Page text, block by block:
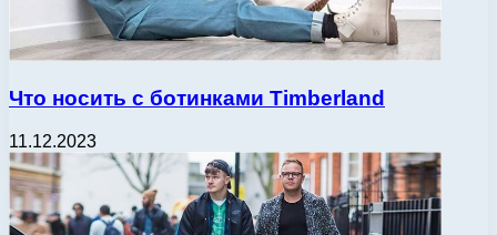
Что носить с ботинками Timberland
11.12.2023